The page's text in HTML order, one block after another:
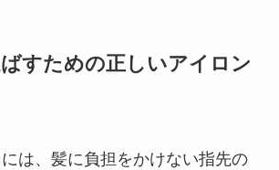
すための正しいアイロン
は、髪に負担をかけない指先の